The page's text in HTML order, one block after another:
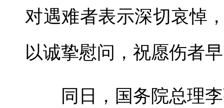
对遇难者表示深切哀悼
以诚挚慰问，祝愿伤者
同日，国务院总理李